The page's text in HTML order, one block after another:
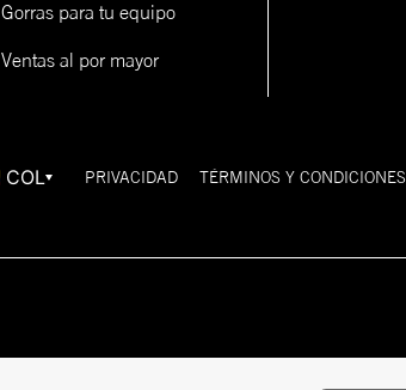
Gorras para tu equipo
Ventas al por mayor
COL PRIVACIDAD TÉRMINOS Y CONDICIONES